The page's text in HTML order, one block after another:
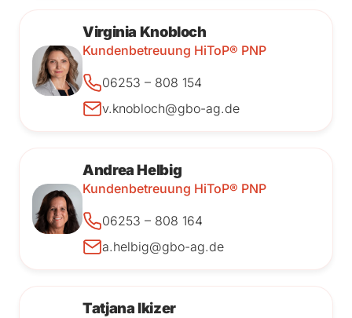
Virginia Knobloch
Kundenbetreuung HiToP® PNP
06253 – 808 154
v.knobloch@gbo-ag.de
Andrea Helbig
Kundenbetreuung HiToP® PNP
06253 – 808 164
a.helbig@gbo-ag.de
Tatjana Ikizer